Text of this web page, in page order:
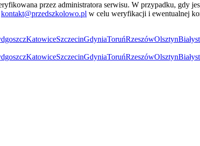
przez administratora serwisu. W przypadku, gdy
kontakt@przedszkolowo.pl w celu weryfikacji i ewentualnej
KatowiceSzczecinGdyniaToruńRzeszówOlsztyn
KatowiceSzczecinGdyniaToruńRzeszówOlsztyn